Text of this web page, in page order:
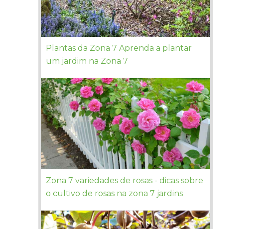
Plantas da Zona 7 Aprenda a plantar
um jardim na Zona 7
Zona 7 variedades de rosas - dicas sobre
o cultivo de rosas na zona 7 jardins